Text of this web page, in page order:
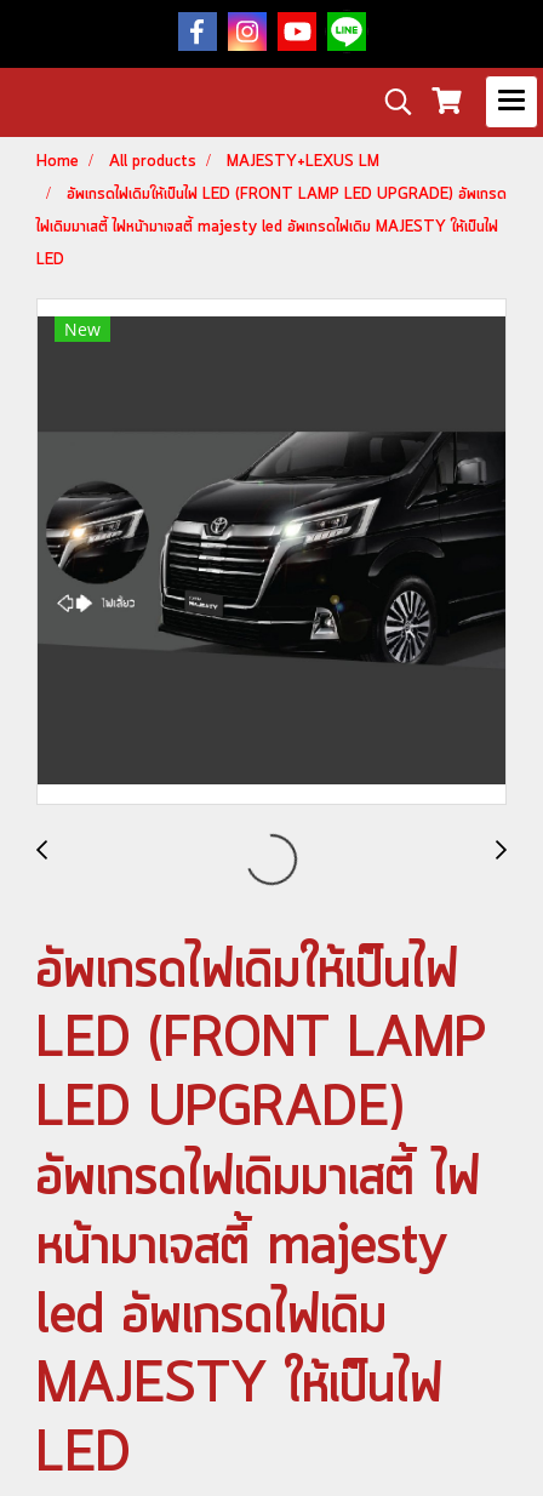
Home All products
MAJESTY+LEXUS LM
อัพเกรดไฟเดิมให้เป็นไฟ LED (FRONT LAMP LED UPGRADE) อัพเกรด
ไฟเดิมมาเสตี้ ไฟหน้ามาเจสตี้ majesty led อัพเกรดไฟเดิม MAJESTY ให้เป็นไฟ
LED
New
อัพเกรดไฟเดิมให้เป็นไฟ
LED (FRONT LAMP
LED UPGRADE)
อัพเกรดไฟเดิมมาเสตี้ ไฟ
หน้ามาเจสตี้ majesty
led อัพเกรดไฟเดิม
MAJESTY ให้เป็นไฟ
LED